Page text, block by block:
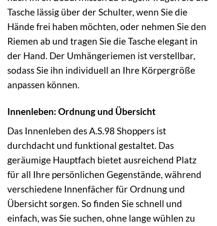
Tasche lässig über der Schulter, wenn Sie die
Hände frei haben möchten, oder nehmen Sie den
Riemen ab und tragen Sie die Tasche elegant in
der Hand. Der Umhängeriemen ist verstellbar,
sodass Sie ihn individuell an Ihre Körpergröße
anpassen können.
Innenleben: Ordnung und Übersicht
Das Innenleben des A.S.98 Shoppers ist
durchdacht und funktional gestaltet. Das
geräumige Hauptfach bietet ausreichend Platz
für all Ihre persönlichen Gegenstände, während
verschiedene Innenfächer für Ordnung und
Übersicht sorgen. So finden Sie schnell und
einfach, was Sie suchen, ohne lange wühlen zu